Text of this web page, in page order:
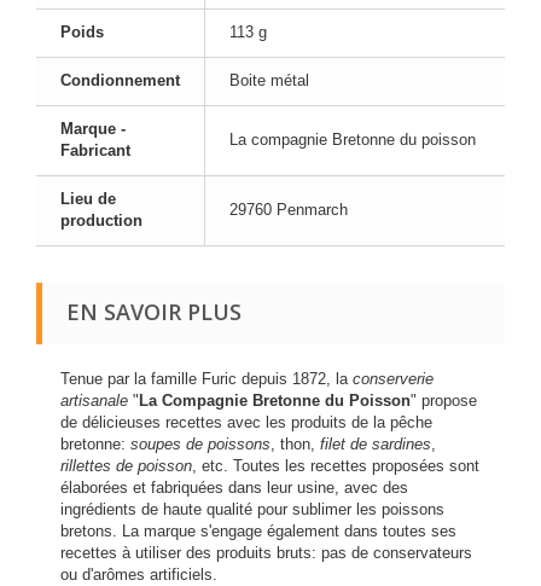
Poids 113 g
Condionnement Boite métal
Marque -
Fabricant
La compagnie Bretonne du poisson
Lieu de
production
29760 Penmarch
EN SAVOIR PLUS
Tenue par la famille Furic depuis 1872, la conserverie
artisanale " La Compagnie Bretonne du Poisson" propose
de délicieuses recettes avec les produits de la pêche
bretonne: soupes de poissons, thon, filet de sardines,
rillettes de poisson, etc. Toutes les recettes proposées sont
élaborées et fabriquées dans leur usine, avec des
ingrédients de haute qualité pour sublimer les poissons
bretons. La marque s'engage également dans toutes ses
recettes à utiliser des produits bruts: pas de conservateurs
ou d'arômes artificiels.